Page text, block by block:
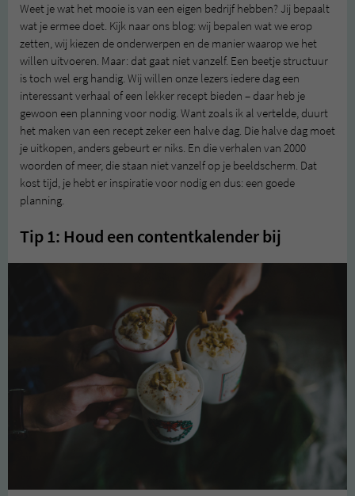
Weet je wat het mooie is van een eigen bedrijf hebben? Jij bepaalt
wat je ermee doet. Kijk naar ons blog: wij bepalen wat we erop
zetten, wij kiezen de onderwerpen en de manier waarop we het
willen uitvoeren. Maar: dat gaat niet vanzelf. Een beetje structuur
is toch wel erg handig. Wij willen onze lezers iedere dag een
interessant verhaal of een lekker recept bieden – daar heb je
gewoon een planning voor nodig. Want zoals ik al vertelde, duurt
het maken van een recept zeker een halve dag. Die halve dag moet
je uitkopen, anders gebeurt er niks. En die verhalen van 2000
woorden of meer, die staan niet vanzelf op je beeldscherm. Dat
kost tijd, je hebt er inspiratie voor nodig en dus: een goede
planning.
Tip 1: Houd een contentkalender bij